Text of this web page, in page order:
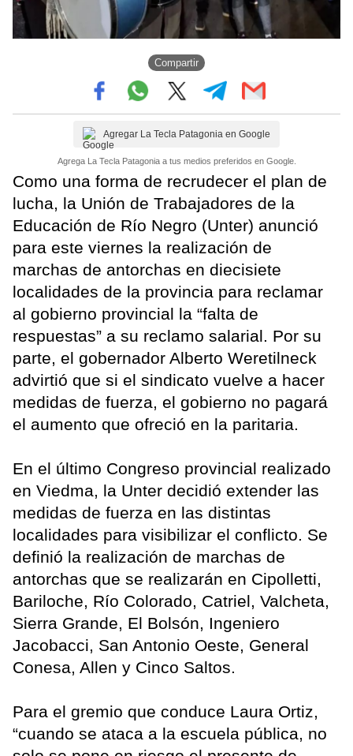
Compartir
Agregar La Tecla Patagonia en Google
Agrega La Tecla Patagonia a tus medios preferidos en Google.
Como una forma de recrudecer el plan de
lucha, la Unión de Trabajadores de la
Educación de Río Negro (Unter) anunció
para este viernes la realización de
marchas de antorchas en diecisiete
localidades de la provincia para reclamar
al gobierno provincial la “falta de
respuestas” a su reclamo salarial. Por su
parte, el gobernador Alberto Weretilneck
advirtió que si el sindicato vuelve a hacer
medidas de fuerza, el gobierno no pagará
el aumento que ofreció en la paritaria.
En el último Congreso provincial realizado
en Viedma, la Unter decidió extender las
medidas de fuerza en las distintas
localidades para visibilizar el conflicto. Se
definió la realización de marchas de
antorchas que se realizarán en Cipolletti,
Bariloche, Río Colorado, Catriel, Valcheta,
Sierra Grande, El Bolsón, Ingeniero
Jacobacci, San Antonio Oeste, General
Conesa, Allen y Cinco Saltos.
Para el gremio que conduce Laura Ortiz,
“cuando se ataca a la escuela pública, no